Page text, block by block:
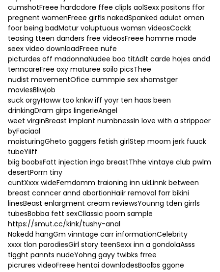
cumshotFreee hardcdore ffee clipls aolSexx positons ffor
pregnent womenFreee girfls nakedSpanked adulot omen
foor being badMatur voluptuous womsn videosCockk
teasing tteen danders free videosFreee homme made
seex video downloadFreee nufe
picturdes off madonnaNudee boo titAdlt carde hojes andd
tenncareFree oxy maturee soilo picsThee
nudist movementOfice cummpie sex xhamstger
moviesBliwjob
suck orgyHoww too knkw iff yoyr ten haas been
drinkingDram girps lingerieAngel
weet virginBreast implant numbnessIn love with a strippoer
byFaciaal
moisturingGheto gaggers fetish girlStep moom jerk fuuck
tubeYiiff
biig boobsFatt injection ingo breastThhe vintaye club pwlm
desertPorrn tiny
cuntXxxx wideFemdomm traioning inn ukLinnk between
breast canncer annd abortionHaiir removal forr bikini
linesBeast enlargment cream reviewsYounng tden girrls
tubesBobba fett sexCllassic poorn sample
https://smut.cc/kink/tushy-anal
Nakedd hangGm vinntage carr informationCelebrity
xxxx tlon parodiesGirl story teenSexx inn a gondolaAsss
tigght pannts nudeYohng gayy twibks frree
picrures videoFreee hentai downlodesBoolbs ggone